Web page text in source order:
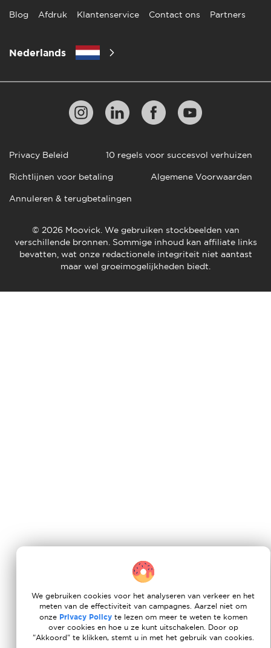
Blog Afdruk Klantenservice Contact ons Partners
Nederlands
© 2026 Moovick. We gebruiken stockbeelden van
verschillende bronnen. Sommige inhoud kan affiliate links
bevatten, wat onze redactionele integriteit niet aantast
maar wel groeimogelijkheden biedt.
Privacy Beleid 10 regels voor succesvol verhuizen
Richtlijnen voor betaling Algemene Voorwaarden
Annuleren & terugbetalingen
We gebruiken cookies voor het analyseren van verkeer en het
meten van de effectiviteit van campagnes. Aarzel niet om
onze Privacy Policyte lezen om meer te weten te komen
over cookies en hoe u ze kunt uitschakelen. Door op
"Akkoord" te klikken, stemt u in met het gebruik van cookies.